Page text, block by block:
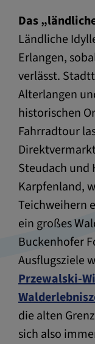
Das
Ländliche
Erlangen,
verlässt.
Alterlangen
historischen
Fahrradtour
Steudach und
Karpfenland,
Teichweihern
ein großes
Buckenhofer
Ausflugsziele
Przewalski-
die alten
sich also